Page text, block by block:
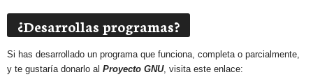
¿Desarrollas programas?
Si has desarrollado un programa que funciona, completa o parcialmente,
y te gustaría donarlo al Proyecto GNU, visita este enlace: